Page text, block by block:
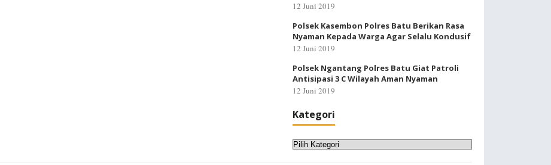
12 Juni 2019
Polsek Kasembon Polres Batu Berikan Rasa
Nyaman Kepada Warga Agar Selalu Kondusif
12 Juni 2019
Polsek Ngantang Polres Batu Giat Patroli
Antisipasi 3 C Wilayah Aman Nyaman
12 Juni 2019
Kategori
Kategori